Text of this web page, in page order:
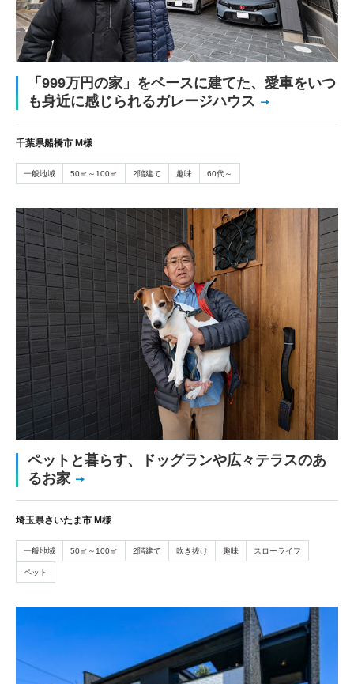
「999万円の家」をベースに建てた、愛車をいつ
も身近に感じられるガレージハウス
千葉県船橋市 M様
一般地域 50㎡～100㎡ 2階建て 趣味 60代～
ペットと暮らす、ドッグランや広々テラスのあ
るお家
埼玉県さいたま市 M様
一般地域 50㎡～100㎡ 2階建て 吹き抜け 趣味 スローライフ
ペット